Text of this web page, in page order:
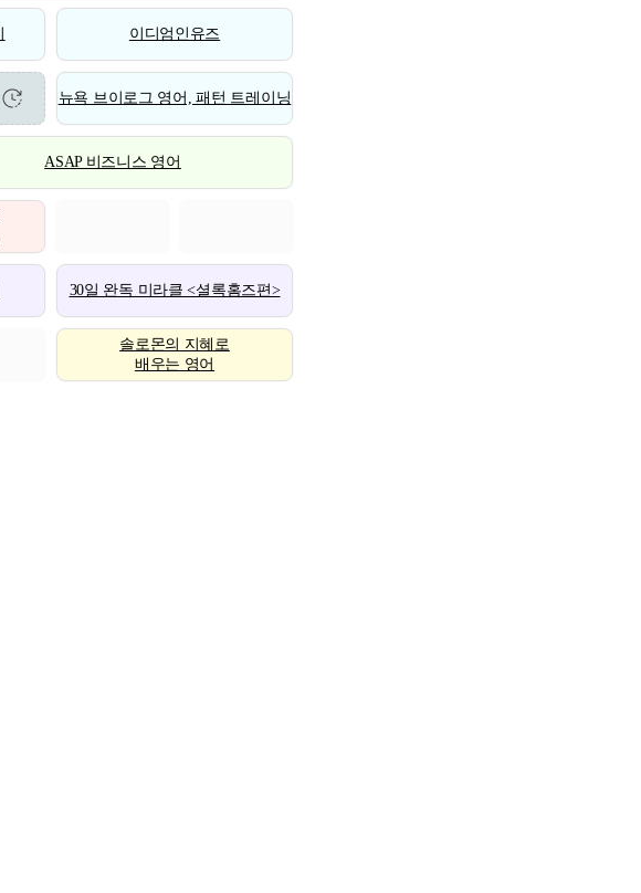
이디엄인유즈
뉴욕 브이로그 영어, 패턴 트레이닝
ASAP 비즈니스 영어
30일 완독 미라클 <셜록홈즈편>
솔로몬의 지혜로
배우는 영어